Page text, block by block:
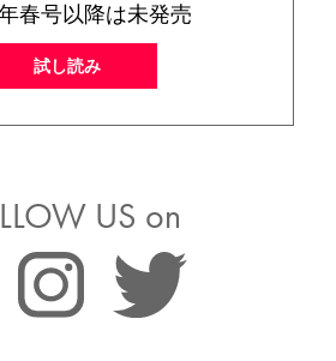
春号以降は未発売
試し読み
US on